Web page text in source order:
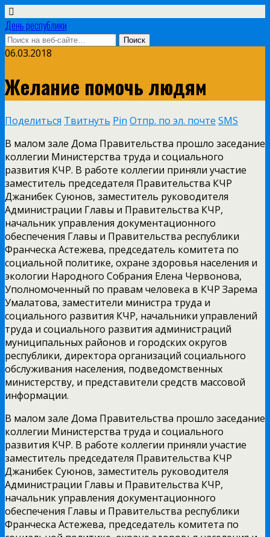
День республики
06.03.2018
Желание помочь людям
Поделиться Твитнуть Pin Отпр. по эл. почте SMS
В малом зале Дома Правительства прошло заседание
коллегии Министерства труда и социального
развития КЧР. В работе коллегии приняли участие
заместитель председателя Правительства КЧР
Джанибек Суюнов, заместитель руководителя
Администрации Главы и Правительства КЧР,
начальник управления документационного
обеспечения Главы и Правительства республики
Франческа Астежева, председатель комитета по
социальной политике, охране здоровья населения и
экологии Народного Собрания Елена Червонова,
Уполномоченный по правам человека в КЧР Зарема
Умалатова, заместители министра труда и
социального развития КЧР, начальники управлений
труда и социального развития администраций
муниципальных районов и городских округов
республики, директора организаций социального
обслуживания населения, подведомственных
министерству, и представители средств массовой
информации.
В малом зале Дома Правительства прошло заседание
коллегии Министерства труда и социального
развития КЧР. В работе коллегии приняли участие
заместитель председателя Правительства КЧР
Джанибек Суюнов, заместитель руководителя
Администрации Главы и Правительства КЧР,
начальник управления документационного
обеспечения Главы и Правительства республики
Франческа Астежева, председатель комитета по